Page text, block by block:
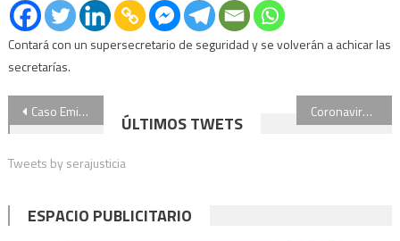
Contará con un supersecretario de seguridad y se volverán a achicar las
secretarías.
Navegación
de
entradas
Caso Emiliano Sala: el piloto no tenía la licencia necesaria para volar Coronavirus: el Colegio Público de Abogados porteño pide que declaren la feria judicial
ÚLTIMOS TWETS
Tweets by serajusticia
ESPACIO PUBLICITARIO